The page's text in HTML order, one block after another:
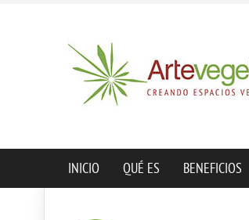
INICIO QUÉ ES BENEFICIOS